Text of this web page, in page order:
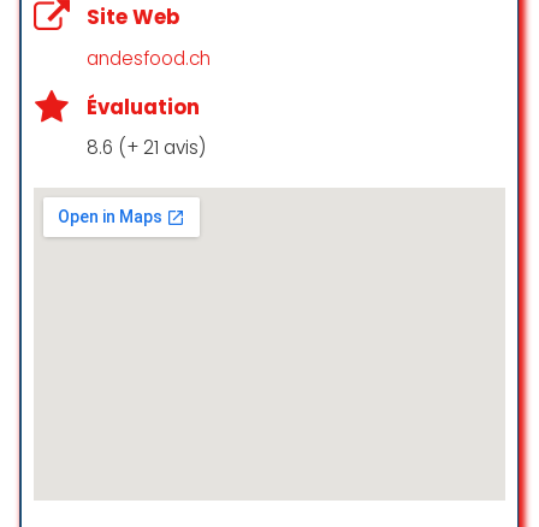
mariage. Nous n’avons qu’un seul
fournie était irréprochable.
Durant toute la période de
préparation, nous avons été
merveilleusement conseillé; nos
demandes ont été écoutées et
respectées. Nawel a fait preuve de
beaucoup de flexibilité et a montré
Nawel s’est une fois de plus
Site Web
andesfood.ch
Évaluation
8.6 (+ 21 avis)